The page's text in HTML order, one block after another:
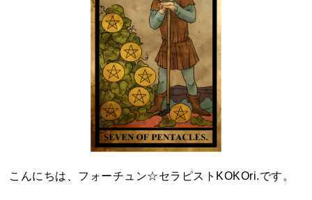
こんにちは、フォーチュン☆セラピストKOKOri.です。